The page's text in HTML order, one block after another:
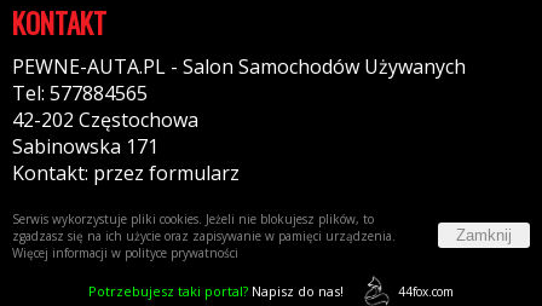
KONTAKT
PEWNE-AUTA.PL - Salon Samochodów Używanych
Tel: 577884565
42-202 Częstochowa
Sabinowska 171
Kontakt: przez formularz
Serwis wykorzystuje pliki cookies. Jeżeli nie blokujesz plików, to
zgadzasz się na ich użycie oraz zapisywanie w pamięci urządzenia.
Więcej informacji w polityce prywatności
Zamknij
Potrzebujesz taki portal? Napisz do nas! 44fox.com